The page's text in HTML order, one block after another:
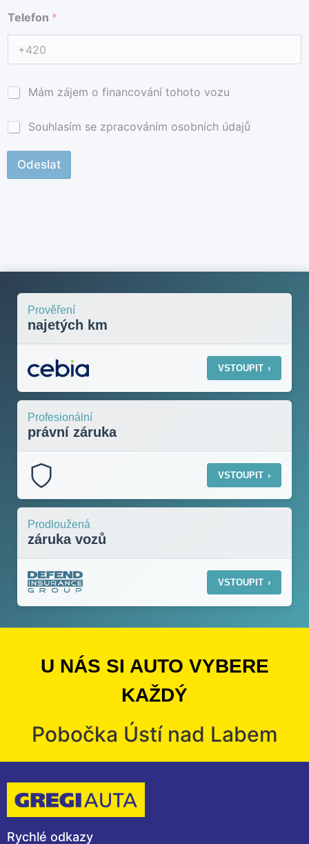
n
a
p
í
m
í
Telefon *
Mám zájem o financování tohoto vozu
* Souhlasím se zpracováním osobních údajů
Odeslat
Prověření
najetých km
VSTOUPIT ›
Profesionální
právní záruka
VSTOUPIT ›
Prodloužená
záruka vozů
VSTOUPIT ›
U NÁS SI AUTO VYBERE
KAŽDÝ
Pobočka Ústí nad Labem
Rychlé odkazy